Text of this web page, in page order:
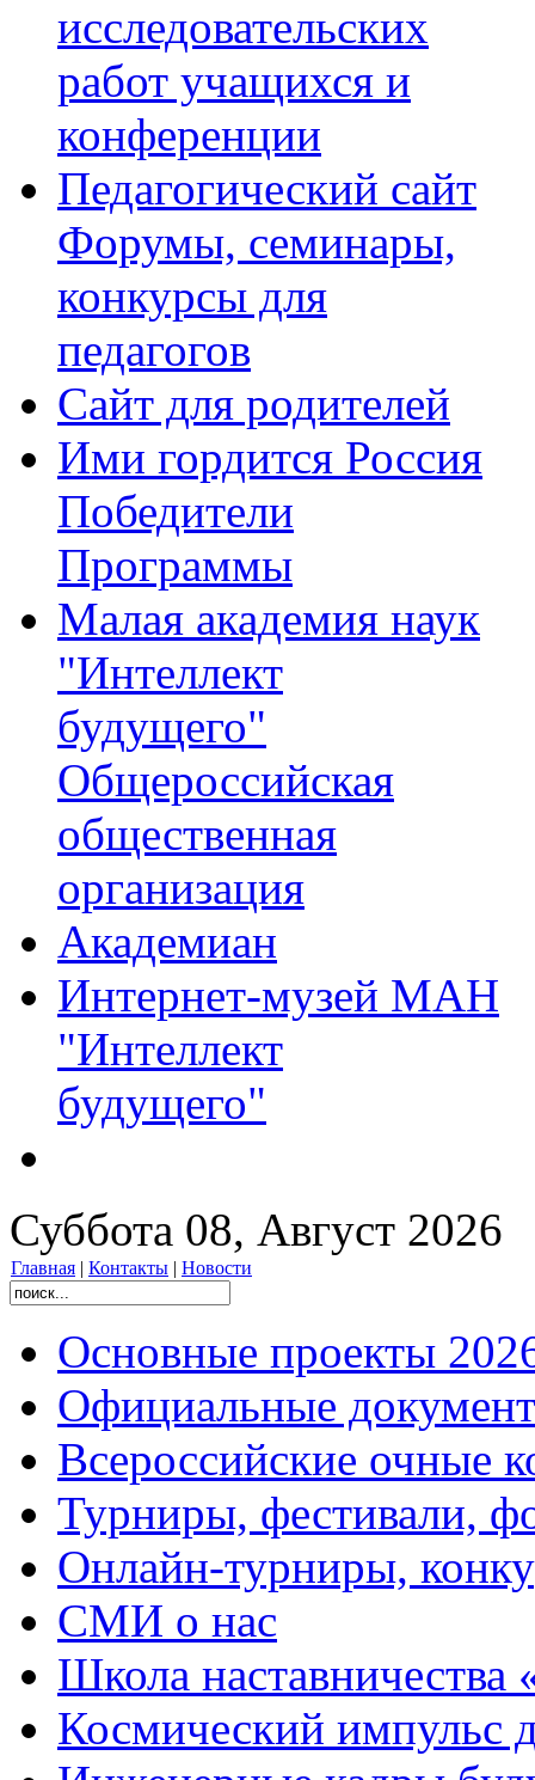
исследовательских
работ учащихся и
конференции
Педагогический сайт
Форумы, семинары,
конкурсы для
педагогов
Сайт для родителей
Ими гордится Россия
Победители
Программы
Малая академия наук
"Интеллект
будущего"
Общероссийская
общественная
организация
Академиан
Интернет-музей МАН
"Интеллект
будущего"
Суббота 08, Август 2026
Главная | Контакты | Новости
Основные проекты
Официальные
Всероссийские очные
Турниры, фестивали,
Онлайн-турниры,
СМИ о нас
Школа
Космический импульс